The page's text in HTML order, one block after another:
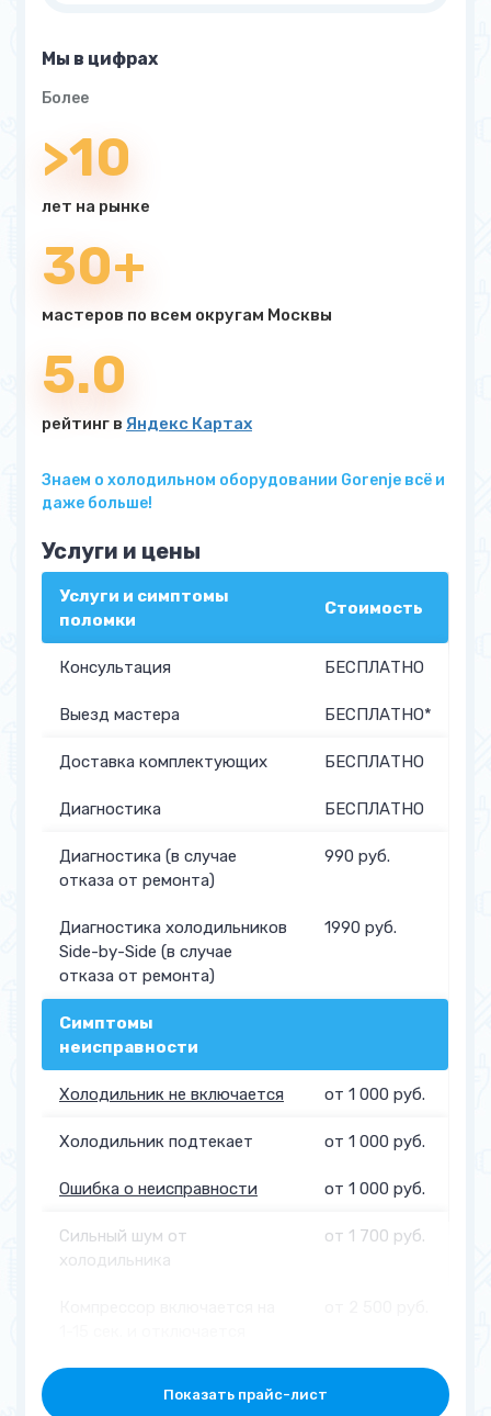
Мы в цифрах
Более
>10
лет на рынке
30+
мастеров по всем округам Москвы
5.0
рейтинг в Яндекс Картах
Знаем о холодильном оборудовании Gorenje всё и
даже больше!
Услуги и цены
Услуги и симптомы
поломки
Стоимость
Консультация БЕСПЛАТНО
Выезд мастера БЕСПЛАТНО*
Доставка комплектующих БЕСПЛАТНО
Диагностика БЕСПЛАТНО
Диагностика (в случае
отказа от ремонта)
990 руб.
Диагностика холодильников
Side-by-Side (в случае
отказа от ремонта)
1990 руб.
Симптомы
неисправности
Холодильник не включается от 1 000 руб.
Холодильник подтекает от 1 000 руб.
Ошибка о неисправности от 1 000 руб.
Сильный шум от
холодильника
от 1 700 руб.
холодильникаПоказать прайс-лист